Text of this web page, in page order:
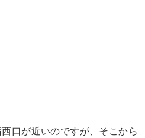
口が近いのですが、そこから